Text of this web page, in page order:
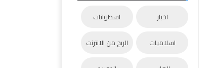
اخبار اسطوانات
اسلاميات الربح من الانترنت